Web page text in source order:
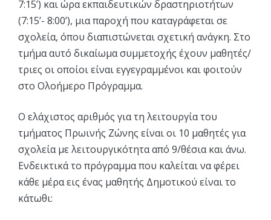
7:15’) και ώρα εκπαιδευτικών δραστηριοτήτων
(7:15’- 8:00’), μια παροχή που καταγράφεται σε
σχολεία, όπου διαπιστώνεται σχετική ανάγκη. Στο
τμήμα αυτό δικαίωμα συμμετοχής έχουν μαθητές/
τριες οι οποίοι είναι εγγεγραμμένοι και φοιτούν
στο Ολοήμερo Πρόγραμμα.
Ο ελάχιστος αριθμός για τη λειτουργία του
τμήματος Πρωινής Ζώνης είναι οι 10 μαθητές για
σχολεία με λειτουργικότητα από 9/θέσια και άνω.
Ενδεικτικά το πρόγραμμα που καλείται να φέρει
κάθε μέρα εις ένας μαθητής Δημοτικού είναι το
κάτωθι: